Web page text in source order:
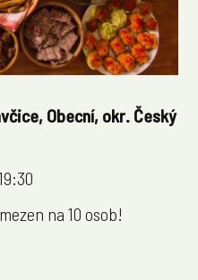
Obecní, okr. Český
na 10 osob!